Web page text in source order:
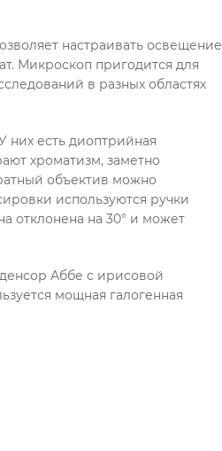
настраивать освещение
Микроскоп пригодится для
в разных областях
них есть диоптрийная
хроматизм, заметно
объектив можно
используются ручки
отклонена на 30° и может
Аббе с ирисовой
мощная галогенная